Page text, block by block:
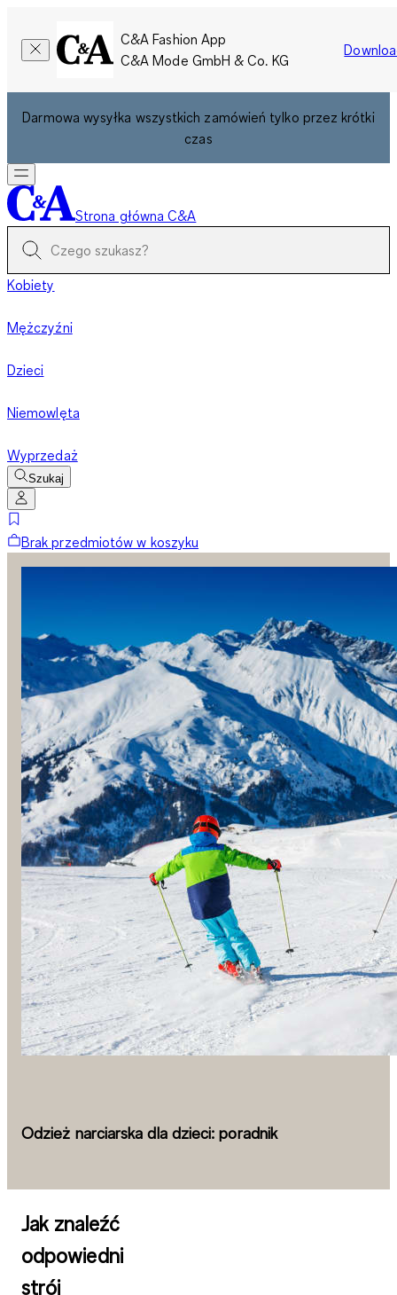
C&A Fashion App
C&A Mode GmbH & Co. KG
Darmowa wysyłka wszystkich zamówień tylko przez krótki
czas
Strona główna C&A
Kobiety
Mężczyźni
Dzieci
Niemowlęta
Wyprzedaż
Szukaj
Brak przedmiotów w koszyku
Odzież narciarska dla dzieci: poradnik
Jak znaleźć
odpowiedni
strój